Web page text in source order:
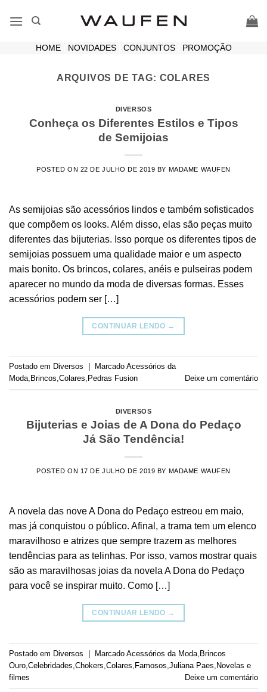
HOME| NOVIDADES| CONJUNTOS| PROMOÇÃO
ARQUIVOS DE TAG: COLARES
DIVERSOS
Conheça os Diferentes Estilos e Tipos
de Semijoias
POSTED ON 22 DE JULHO DE 2019 BY MADAME WAUFEN
As semijoias são acessórios lindos e também sofisticados
que compõem os looks. Além disso, elas são peças muito
diferentes das bijuterias. Isso porque os diferentes tipos de
semijoias possuem uma qualidade maior e um aspecto
mais bonito. Os brincos, colares, anéis e pulseiras podem
aparecer no mundo da moda de diversas formas. Esses
acessórios podem ser […]
CONTINUAR LENDO →
Postado em Diversos Marcado Acessórios da
Moda Brincos Colares Pedras Fusion Deixe um comentário
DIVERSOS
Bijuterias e Joias de A Dona do Pedaço
Já São Tendência!
POSTED ON 17 DE JULHO DE 2019 BY MADAME WAUFEN
A novela das nove A Dona do Pedaço estreou em maio,
mas já conquistou o público. Afinal, a trama tem um elenco
maravilhoso e atrizes que sempre trazem as melhores
tendências para as telinhas. Por isso, vamos mostrar quais
são as maravilhosas joias da novela A Dona do Pedaço
para você se inspirar muito. Como […]
CONTINUAR LENDO →
Postado em Diversos | Marcado Acessórios da Moda Brincos
Ouro Celebridades Chokers Colares Famosos Juliana Paes Novelas e
filmes
Deixe um comentário